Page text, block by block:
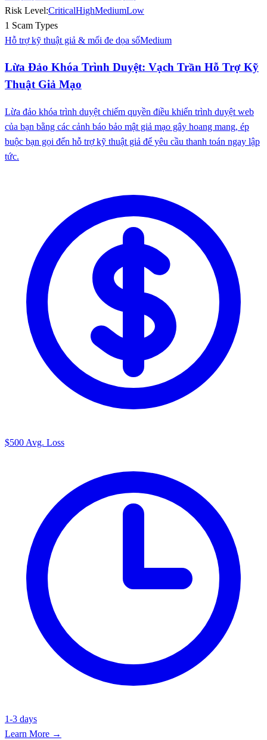
Risk Level:CriticalHighMediumLow
1 Scam Types
Hỗ trợ kỹ thuật giả & mối đe dọa sốMedium
Lừa Đảo Khóa Trình Duyệt: Vạch Trần Hỗ Trợ Kỹ
Thuật Giả Mạo
Lừa đảo khóa trình duyệt chiếm quyền điều khiển trình duyệt web
của bạn bằng các cảnh báo bảo mật giả mạo gây hoang mang, ép
buộc bạn gọi đến hỗ trợ kỹ thuật giả để yêu cầu thanh toán ngay lập
tức.
$500 Avg. Loss
1-3 days
Learn More →